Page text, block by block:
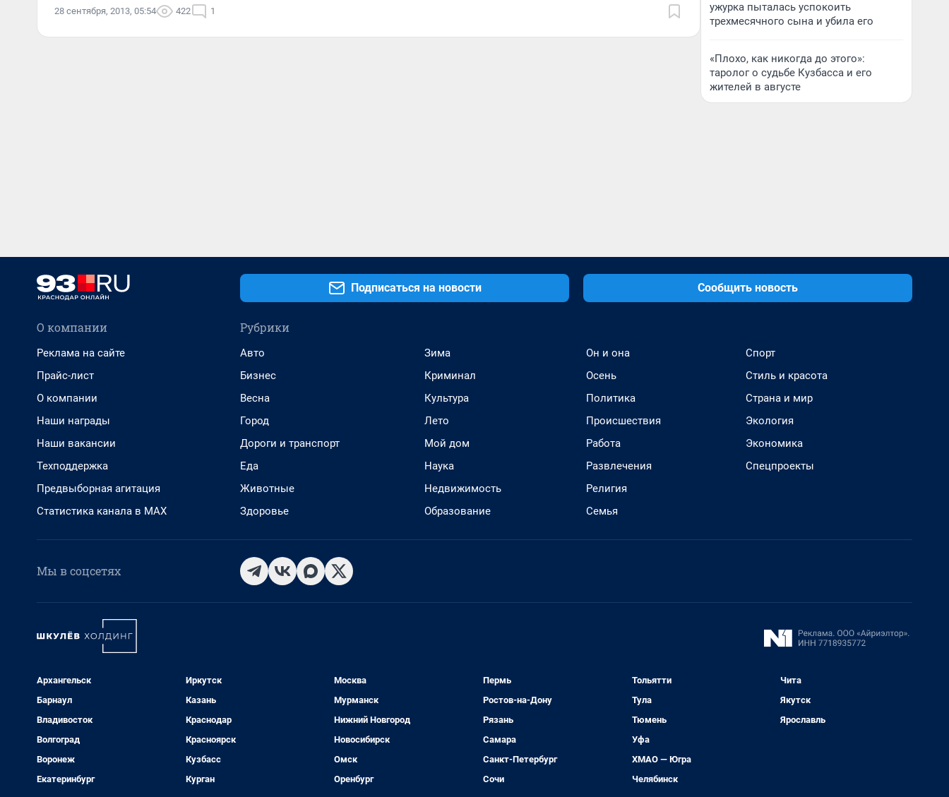
28 сентября, 2013, 05:54 422 1
ужурка пыталась успокоить
трехмесячного сына и убила его
«Плохо, как никогда до этого»:
таролог о судьбе Кузбасса и его
жителей в августе
Подписаться на новости Сообщить новость
О компании
Реклама на сайте
Прайс-лист
О компании
Наши награды
Наши вакансии
Техподдержка
Предвыборная агитация
Статистика канала в MAX
Рубрики
Авто
Бизнес
Весна
Город
Дороги и транспорт
Еда
Животные
Здоровье
Зима
Криминал
Культура
Лето
Мой дом
Наука
Недвижимость
Образование
Он и она
Осень
Политика
Происшествия
Работа
Развлечения
Религия
Семья
Спорт
Стиль и красота
Страна и мир
Экология
Экономика
Спецпроекты
Мы в соцсетях
Архангельск
Барнаул
Владивосток
Волгоград
Воронеж
Екатеринбург
Иркутск
Казань
Краснодар
Красноярск
Кузбасс
Курган
Москва
Мурманск
Нижний Новгород
Новосибирск
Омск
Оренбург
Пермь
Ростов-на-Дону
Рязань
Самара
Санкт-Петербург
Сочи
Тольятти
Тула
Тюмень
Уфа
ХМАО — Югра
Челябинск
Чита
Якутск
Ярославль